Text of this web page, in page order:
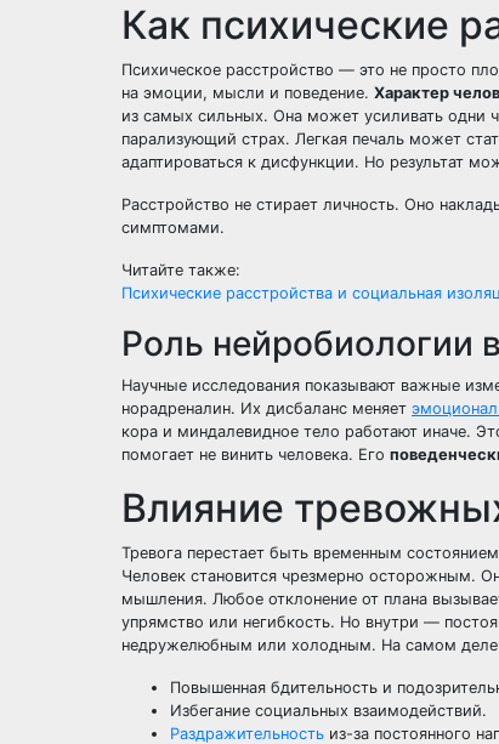
Как психические
Психическое расстройство — это не просто
на эмоции, мысли и поведение. Характер
из самых сильных. Она может усиливать одни
парализующий страх. Легкая печаль может
адаптироваться к дисфункции. Но результат
Расстройство не стирает личность. Оно
симптомами.
Читайте также:
Психические расстройства и социальная
Роль нейробиологии
Научные исследования показывают важные
норадреналин. Их дисбаланс меняет
кора и миндалевидное тело работают иначе.
помогает не винить человека. Его
Влияние
Тревога перестает быть временным
Человек становится чрезмерно осторожным.
мышления. Любое отклонение от плана
упрямство или негибкость. Но внутри —
недружелюбным или холодным. На самом деле
Повышенная бдительность и
Избегание социальных взаимодействий.
Раздражительность из-за постоянного